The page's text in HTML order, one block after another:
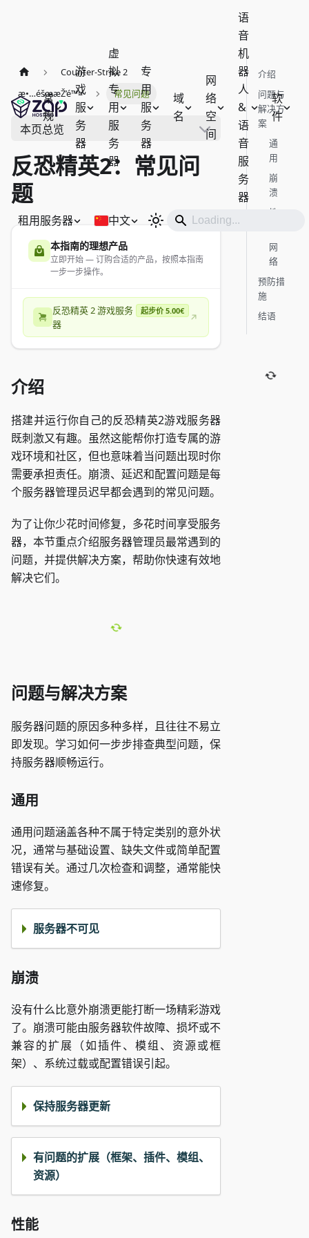
常
规
游
戏
服
务
器
虚
拟
专
用
服
务
器
专
用
服
务
器
域
名
网
络
空
间
语
音
机
器
人
&
语
音
服
务
器
软
件
租用服务器 中文
Counter-Strike 2
æ•…éšœæŽ’é™¤
常见问题
本页总览
反恐精英2：常见问
题
本指南的理想产品
立即开始 — 订购合适的产品，按照本指南
一步一步操作。
反恐精英 2 游戏服务
器
起步价 5.00€
介绍
搭建并运行你自己的反恐精英2游戏服务器
既刺激又有趣。虽然这能帮你打造专属的游
戏环境和社区，但也意味着当问题出现时你
需要承担责任。崩溃、延迟和配置问题是每
个服务器管理员迟早都会遇到的常见问题。
为了让你少花时间修复，多花时间享受服务
器，本节重点介绍服务器管理员最常遇到的
问题，并提供解决方案，帮助你快速有效地
解决它们。
问题与解决方案
服务器问题的原因多种多样，且往往不易立
即发现。学习如何一步步排查典型问题，保
持服务器顺畅运行。
通用
通用问题涵盖各种不属于特定类别的意外状
况，通常与基础设置、缺失文件或简单配置
错误有关。通过几次检查和调整，通常能快
速修复。
服务器不可见
崩溃
没有什么比意外崩溃更能打断一场精彩游戏
了。崩溃可能由服务器软件故障、损坏或不
兼容的扩展（如插件、模组、资源或框
架）、系统过载或配置错误引起。
保持服务器更新
有问题的扩展（框架、插件、模组、
资源）
性能
介绍
问题与
解决方
案
通
用
崩
溃
性
网
络
预防措
施
结语